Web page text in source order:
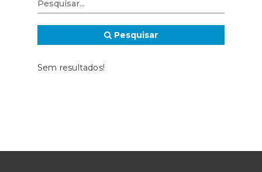
Pesquisar
Sem resultados!